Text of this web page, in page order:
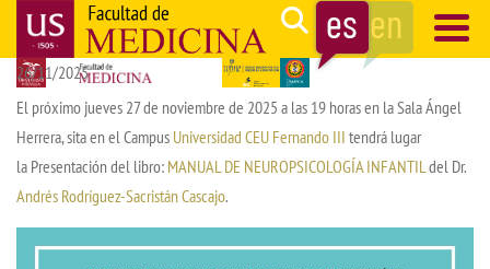
Pasar
contenido
principal
Search
Navegación
principal
26/11/2025
El próximo jueves 27 de noviembre de 2025 a las 19 horas en la Sala Ángel
Herrera, sita en el Campus Universidad CEU Fernando III tendrá lugar
la Presentación del libro: MANUAL DE NEUROPSICOLOGÍA INFANTILdel Dr.
Andrés Rodríguez-Sacristán Cascajo.